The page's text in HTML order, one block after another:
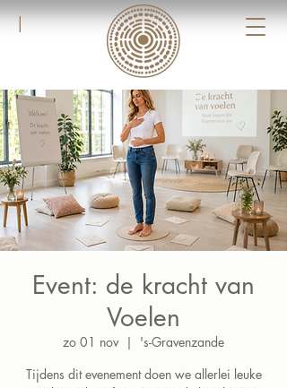
|
Event: de kracht van
Voelen
zo 01 nov
  |
's-Gravenzande
Tijdens dit evenement doen we allerlei leuke